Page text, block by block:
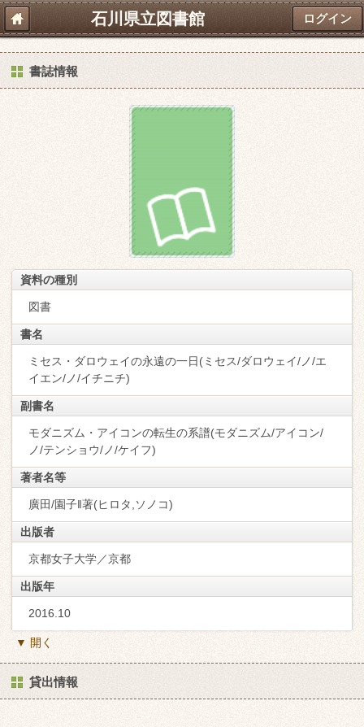
石川県立図書館 ログイン
書誌情報
資料の種別
図書
書名
ミセス・ダロウェイの永遠の一日(ミセス/ダロウェイ/ノ/エ
イエン/ノ/イチニチ)
副書名
モダニズム・アイコンの転生の系譜(モダニズム/アイコン/
ノ/テンショウ/ノ/ケイフ)
著者名等
廣田/園子‖著(ヒロタ,ソノコ)
出版者
京都女子大学／京都
出版年
2016.10
▼ 開く
貸出情報